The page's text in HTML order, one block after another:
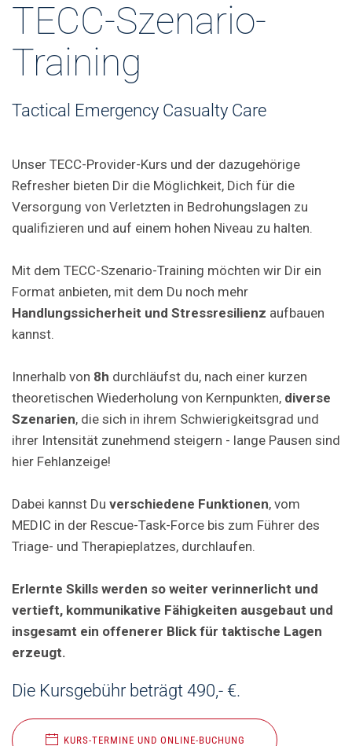
TECC-Szenario-
Training
Tactical Emergency Casualty Care
Unser TECC-Provider-Kurs und der dazugehörige
Refresher bieten Dir die Möglichkeit, Dich für die
Versorgung von Verletzten in Bedrohungslagen zu
qualifizieren und auf einem hohen Niveau zu halten.
Mit dem TECC-Szenario-Training möchten wir Dir ein
Format anbieten, mit dem Du noch mehr
Handlungssicherheit und Stressresilienz aufbauen
kannst.
Innerhalb von 8h durchläufst du, nach einer kurzen
theoretischen Wiederholung von Kernpunkten, diverse
Szenarien, die sich in ihrem Schwierigkeitsgrad und
ihrer Intensität zunehmend steigern - lange Pausen sind
hier Fehlanzeige!
Dabei kannst Du verschiedene Funktionen, vom
MEDIC in der Rescue-Task-Force bis zum Führer des
Triage- und Therapieplatzes, durchlaufen.
Erlernte Skills werden so weiter verinnerlicht und
vertieft, kommunikative Fähigkeiten ausgebaut und
insgesamt ein offenerer Blick für taktische Lagen
erzeugt.
Die Kursgebühr beträgt 490,- €.
KURS-TERMINE UND ONLINE-BUCHUNG